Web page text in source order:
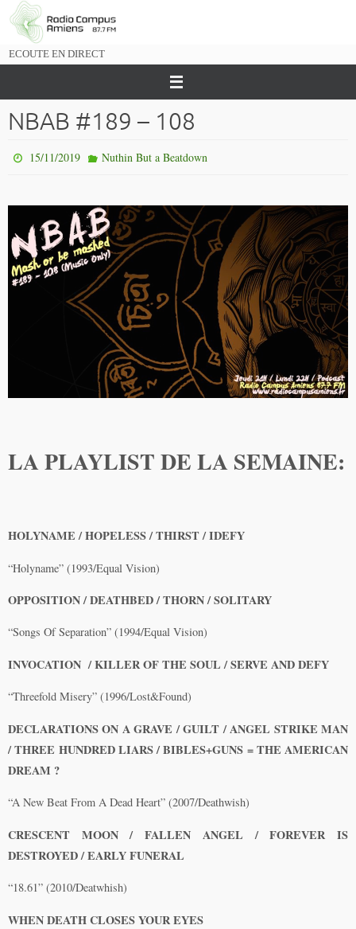
Passer
vers
ECOUTE EN DIRECT
NBAB #189 – 108
15/11/2019 Nuthin But a Beatdown
LA PLAYLIST DE LA SEMAINE:
HOLYNAME / HOPELESS / THIRST / IDEFY
“Holyname” (1993/Equal Vision)
OPPOSITION / DEATHBED / THORN / SOLITARY
“Songs Of Separation” (1994/Equal Vision)
INVOCATION / KILLER OF THE SOUL / SERVE AND DEFY
“Threefold Misery” (1996/Lost&Found)
DECLARATIONS ON A GRAVE / GUILT / ANGEL STRIKE MAN
/ THREE HUNDRED LIARS / BIBLES+GUNS = THE AMERICAN
DREAM ?
“A New Beat From A Dead Heart” (2007/Deathwish)
CRESCENT MOON / FALLEN ANGEL / FOREVER IS
DESTROYED / EARLY FUNERAL
“18.61” (2010/Deatwhish)
WHEN DEATH CLOSES YOUR EYES